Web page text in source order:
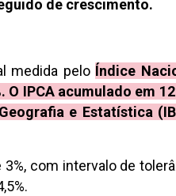
de crescimento.
medida pelo Índice
IPCA acumulado em
e Estatística
com intervalo de